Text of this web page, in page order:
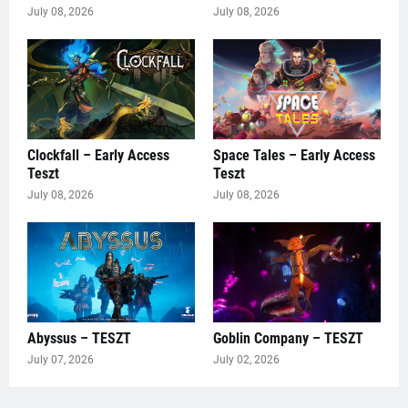
July 08, 2026 July 08, 2026
Clockfall – Early Access
Teszt
July 08, 2026
Space Tales – Early Access
Teszt
July 08, 2026
Abyssus – TESZT
July 07, 2026
Goblin Company – TESZT
July 02, 2026